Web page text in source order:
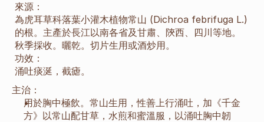
來源：
為虎耳草科落葉小灌木植物常山 (Dichroa febrifuga L.)
的根。主產於長江以南各省及甘肅、陝西、四川等地。
秋季採收。曬乾。切片生用或酒炒用。
功效：
涌吐痰涎，截瘧。
主治：
用於胸中極飲。常山生用，性善上行涌吐，加《千金
方》以常山配甘草，水煎和蜜溫服，以涌吐胸中韌